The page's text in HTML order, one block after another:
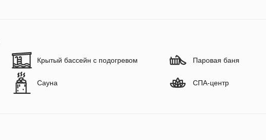
Крытый бассейн с подогревом Паровая баня
Сауна СПА-центр